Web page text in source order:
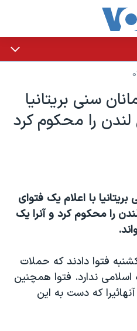
سنی بريتانيا
لندن را محکوم کرد
با اعلام يک فتوای
را محکوم کرد و آنرا يک
فتوا دادند که حملات
ندارد. فتوا همچنين
که دست به اين